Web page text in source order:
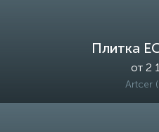
Плитка
от 2
Artcer